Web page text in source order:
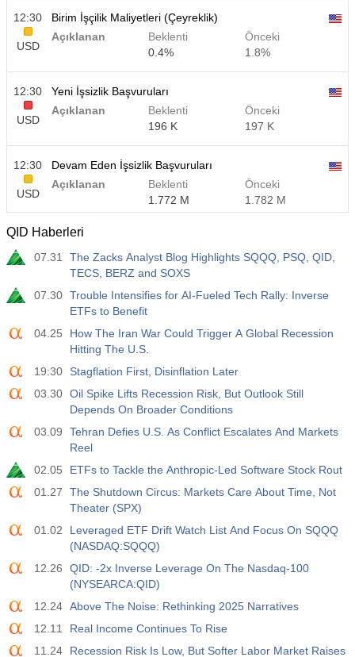
12:30
USD
Birim İşçilik Maliyetleri (Çeyreklik)
Açıklanan
Beklenti
0.4%
Önceki
1.8%
12:30
USD
Yeni İşsizlik Başvuruları
Açıklanan
Beklenti
196 K
Önceki
197 K
12:30
USD
Devam Eden İşsizlik Başvuruları
Açıklanan
Beklenti
1.772 M
Önceki
1.782 M
QID Haberleri
07.31
The Zacks Analyst Blog Highlights SQQQ, PSQ, QID,
TECS, BERZ and SOXS
07.30 Trouble Intensifies for AI-Fueled Tech Rally: Inverse
ETFs to Benefit
04.25
How The Iran War Could Trigger A Global Recession
Hitting The U.S.
19:30
Stagflation First, Disinflation Later
03.30 Oil Spike Lifts Recession Risk, But Outlook Still
Depends On Broader Conditions
03.09
Tehran Defies U.S. As Conflict Escalates And Markets
Reel
02.05
ETFs to Tackle the Anthropic-Led Software Stock Rout
01.27
The Shutdown Circus: Markets Care About Time, Not
Theater (SPX)
01.02
Leveraged ETF Drift Watch List And Focus On SQQQ
(NASDAQ:SQQQ)
12.26
QID: -2x Inverse Leverage On The Nasdaq-100
(NYSEARCA:QID)
12.24 Above The Noise: Rethinking 2025 Narratives
12.11
Real Income Continues To Rise
11.24
Recession Risk Is Low, But Softer Labor Market Raises